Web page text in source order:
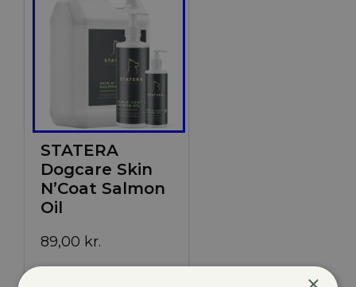
STATERA
Dogcare Skin
N’Coat Salmon
Oil
89,00 kr.